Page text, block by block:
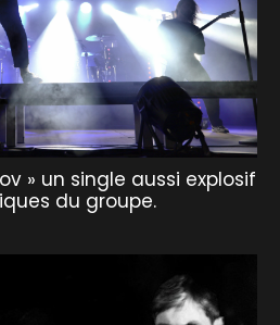
» un single aussi explosif
du groupe.